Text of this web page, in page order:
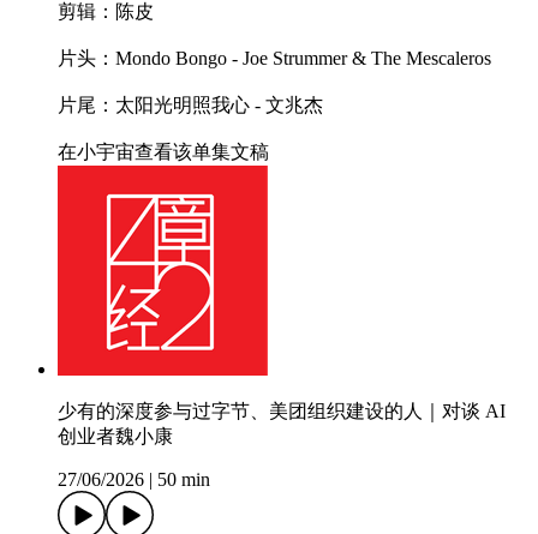
剪辑：陈皮
片头：Mondo Bongo - Joe Strummer & The Mescaleros
片尾：太阳光明照我心 - 文兆杰
在小宇宙查看该单集文稿
少有的深度参与过字节、美团组织建设的人｜对谈 AI
创业者魏小康
27/06/2026 50 min